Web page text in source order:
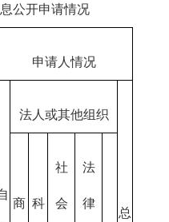
公开申请情况
申请人情况
法人或其他组织
总
商 科
社
会
法
律